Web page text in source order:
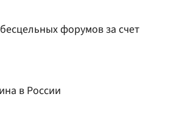
форумов за счет
в России